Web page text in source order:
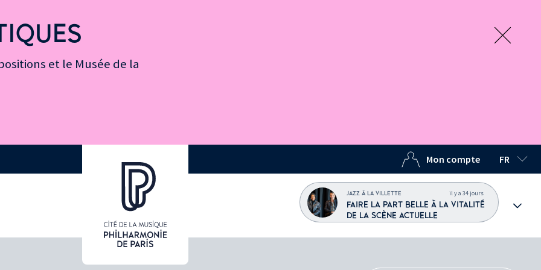
et le Musée de la
Mon compte FR
LANGUE
JAZZ À LA VILLETTE il y a 34 jours
FAIRE LA PART BELLE À LA VITALITÉ
DE LA SCÈNE ACTUELLE